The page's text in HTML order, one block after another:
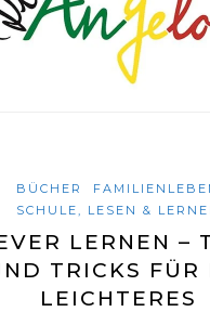
BÜCHER
SCHULE, LESEN &
LERNEN –
TRICKS FÜR
LEICHTERES